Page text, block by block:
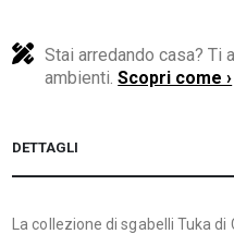
Stai arredando casa? Ti
ambienti.Scopri come ›
DETTAGLI
La collezione di sgabelli Tuka